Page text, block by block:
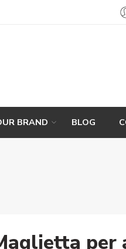
BRAND BLOG
per